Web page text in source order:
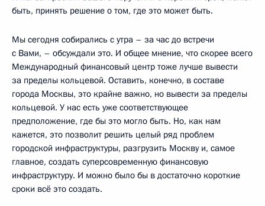
быть, принять решение о том, где это может быть.
Мы сегодня собирались с утра – за час до встречи
с Вами, – обсуждали это. И общее мнение, что скорее всего
Международный финансовый центр тоже лучше вывести
за пределы кольцевой. Оставить, конечно, в составе
города Москвы, это крайне важно, но вывести за пределы
кольцевой. У нас есть уже соответствующее
предположение, где бы это могло быть. Но, как нам
кажется, это позволит решить целый ряд проблем
городской инфраструктуры, разгрузить Москву и, самое
главное, создать суперсовременную финансовую
инфраструктуру. И можно было бы в достаточно короткие
сроки всё это создать.